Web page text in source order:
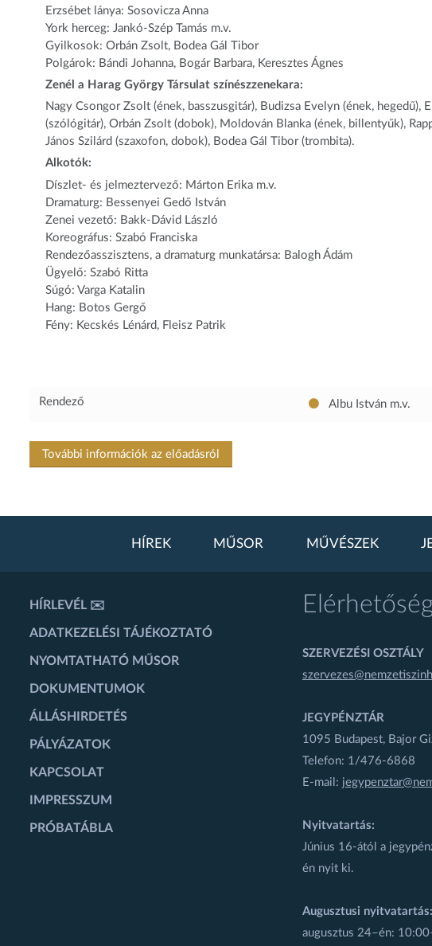
Erzsébet lánya: Sosovicza Anna
York herceg: Jankó-Szép Tamás m.v.
Gyilkosok: Orbán Zsolt, Bodea Gál Tibor
Polgárok: Bándi Johanna, Bogár Barbara, Keresztes Ágnes
Zenél a Harag György Társulat színészzenekara:
Nagy Csongor Zsolt (ének, basszusgitár), Budizsa Evelyn (ének, hegedű),
(szólógitár), Orbán Zsolt (dobok), Moldován Blanka (ének, billentyűk),
János Szilárd (szaxofon, dobok), Bodea Gál Tibor (trombita).
Alkotók:
Díszlet- és jelmeztervező: Márton Erika m.v.
Dramaturg: Bessenyei Gedő István
Zenei vezető: Bakk-Dávid László
Koreográfus: Szabó Franciska
Rendezőasszisztens, a dramaturg munkatársa: Balogh Ádám
Ügyelő: Szabó Ritta
Súgó: Varga Katalin
Hang: Botos Gergő
Fény: Kecskés Lénárd, Fleisz Patrik
Rendező Albu István m.v.
További információk az előadásról
HÍREK MŰSOR MŰVÉSZEK
HÍRLEVÉL ✉️
ADATKEZELÉSI TÁJÉKOZTATÓ
NYOMTATHATÓ MŰSOR
DOKUMENTUMOK
ÁLLÁSHIRDETÉS
PÁLYÁZATOK
KAPCSOLAT
IMPRESSZUM
PRÓBATÁBLA
SZERVEZÉSI OSZTÁLY
JEGYPÉNZTÁR
1095 Budapest, Bajor
Telefon: 1/476-6868
E-mail:
Nyitvatartás:
Június 16-ától a
én nyit ki.
Augusztusi nyitvatartás:
augusztus 24–én: